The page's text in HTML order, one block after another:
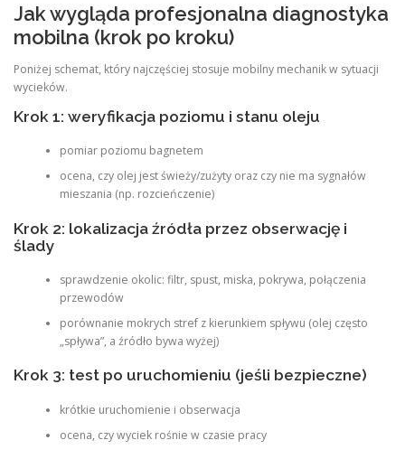
Jak wygląda profesjonalna diagnostyka
mobilna (krok po kroku)
Poniżej schemat, który najczęściej stosuje mobilny mechanik w sytuacji
wycieków.
Krok 1: weryfikacja poziomu i stanu oleju
pomiar poziomu bagnetem
ocena, czy olej jest świeży/zużyty oraz czy nie ma sygnałów
mieszania (np. rozcieńczenie)
Krok 2: lokalizacja źródła przez obserwację i
ślady
sprawdzenie okolic: filtr, spust, miska, pokrywa, połączenia
przewodów
porównanie mokrych stref z kierunkiem spływu (olej często
„spływa”, a źródło bywa wyżej)
Krok 3: test po uruchomieniu (jeśli bezpieczne)
krótkie uruchomienie i obserwacja
ocena, czy wyciek rośnie w czasie pracy